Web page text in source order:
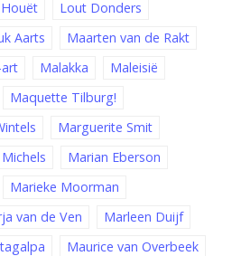
Lout Donders
Aarts
Maarten van de Rakt
Malakka
Maleisië
Maquette Tilburg!
Marguerite Smit
Marian Eberson
Marieke Moorman
van de Ven
Marleen Duijf
Maurice van Overbeek